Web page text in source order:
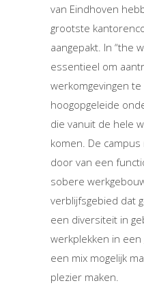
van Eindhoven
grootste
aangepakt. In “the
essentieel om
werkomgevingen
hoogopgeleide
die vanuit de hele
komen. De
door van een
sobere
verblijfsgebied dat
een diversiteit in
werkplekken in
een mix mogelijk
plezier maken.